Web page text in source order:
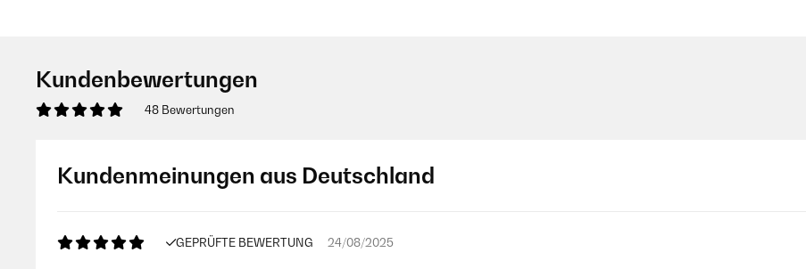
Kundenbewertungen
48 Bewertungen
Kundenmeinungen aus Deutschland
GEPRÜFTE BEWERTUNG 24/08/2025